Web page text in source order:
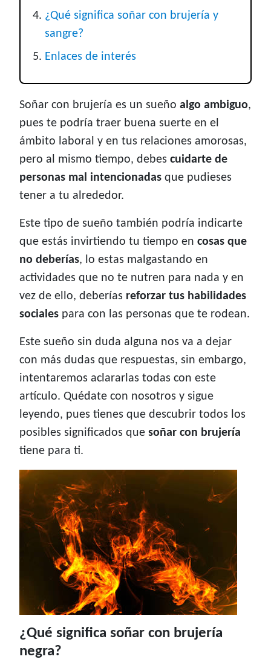
¿Qué significa soñar con brujería y
sangre?
Enlaces de interés
Soñar con brujería es un sueño algo ambiguo,
pues te podría traer buena suerte en el
ámbito laboral y en tus relaciones amorosas,
pero al mismo tiempo, debes cuidarte de
personas mal intencionadas que pudieses
tener a tu alrededor.
Este tipo de sueño también podría indicarte
que estás invirtiendo tu tiempo en cosas que
no deberías, lo estas malgastando en
actividades que no te nutren para nada y en
vez de ello, deberías reforzar tus habilidades
sociales para con las personas que te rodean.
Este sueño sin duda alguna nos va a dejar
con más dudas que respuestas, sin embargo,
intentaremos aclararlas todas con este
artículo. Quédate con nosotros y sigue
leyendo, pues tienes que descubrir todos los
posibles significados que soñar con brujería
tiene para ti.
¿Qué significa soñar con brujería
negra?